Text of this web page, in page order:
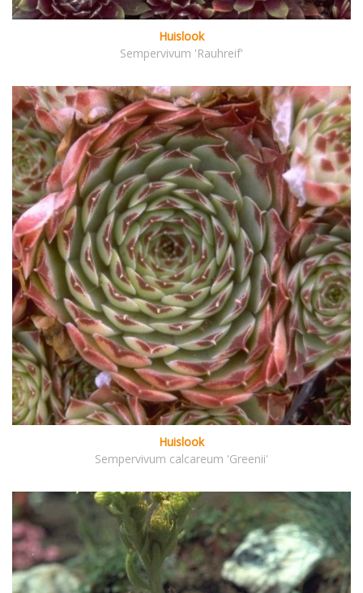
Huislook
Sempervivum 'Rauhreif'
Huislook
Sempervivum calcareum 'Greenii'